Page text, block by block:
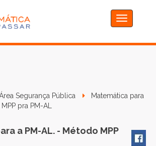
Toggle
navigation
Segurança Pública
Matemática para
pra PM-AL
a PM-AL. - Método MPP